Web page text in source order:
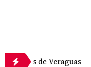
de Veraguas